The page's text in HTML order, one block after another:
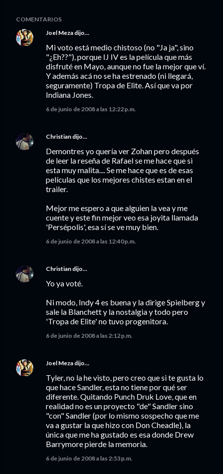
COMENTARIOS
Joel Meza dijo…
Mi voto está medio chistoso (no "Ja ja", sino
"¿Eh??"), porque IJ IV es la película que más
disfruté en Mayo, aunque no fue la mejor que ví.
Y además acá no se ha estrenado (ni llegará,
seguramente) Tropa de Elite. Así que va por
Indiana Jones.
6 de junio de 2008 a las 12:22 p.m.
Christian dijo…
Demontres yo quería ver Zohan pero después
de leer la reseña de Rafael se me hace que si
esta muy malita.... Se me hace que es de esas
películas que los mejores chistes estan en el
trailer.
Mejor me espero a que alguien la vea y me
cuente y este fin mejor veo esa joyita llamada
'Persépolis', esa sí se ve muy bien.
6 de junio de 2008 a las 12:40 p.m.
Christian dijo…
Yo ya voté.
Ni modo, Indy 4 es buena y la dirige Spielberg y
sale la Blanchett y la nostalgia y todo pero
'Tropa de Elite' no tuvo progenitora.
6 de junio de 2008 a las 2:12 p.m.
Joel Meza dijo…
Tyler, no la he visto, pero creo que si te gusta lo
que hace Sandler, esta no tiene por qué ser
diferente. Quitando Punch Druk Love, que en
realidad no es un proyecto "de" Sandler sino
"con" Sandler (por lo mismo sospecho que me
va a gustar la que hizo con Don Cheadle), la
única que me ha gustado es esa donde Drew
Barrymore pierde la memoria.
6 de junio de 2008 a las 2:53 p.m.